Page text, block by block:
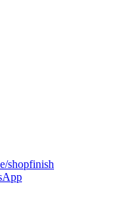
shopfinish